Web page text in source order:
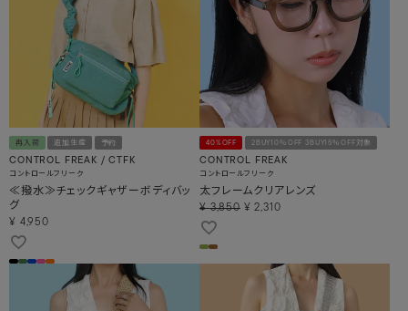
再入荷 追加生産 予約
CONTROL FREAK / CTFK
コントロールフリーク
≪撥水≫チェックギャザーボディバッ
グ
¥ 4,950
40%OFF 2BUY10％OFF 3BUY15％OFF対象
CONTROL FREAK
コントロールフリーク
太フレームクリアレンズ
¥ 3,850 ¥ 2,310